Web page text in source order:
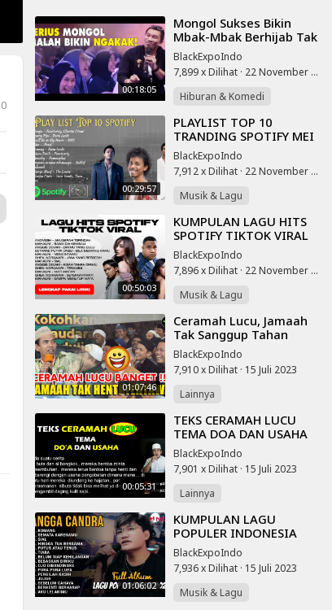
00:18:05
⁣Mongol Sukses Bikin
Mbak-Mbak Berhijab Tak
Henti Ngakak, Full Kocal,
Stand Up Lucu
BlackExpoIndo
7,899 x Dilihat · 22 November 2025
Hiburan & Komedi
00:29:57
⁣PLAYLIST TOP 10
TRANDING SPOTIFY MEI
2025 || Kumpulan LAGU
POP INDONESIA 2025 *(
NO IKLAN )*
BlackExpoIndo
7,912 x Dilihat · 22 November 2025
Musik & Lagu
00:50:03
⁣KUMPULAN LAGU HITS
SPOTIFY TIKTOK VIRAL
2025 - LAGU INDONESIA
TERBAIK
BlackExpoIndo
7,896 x Dilihat · 22 November 2025
Musik & Lagu
01:07:46
⁣Ceramah Lucu, Jamaah
Tak Sanggup Tahan
Tawa - Prof. H. Abdul
Somad, Lc.D.E.S.A.,Ph.D
BlackExpoIndo
7,910 x Dilihat · 15 Juli 2023
Lainnya
00:05:31
⁣TEKS CERAMAH LUCU
TEMA DOA DAN USAHA
BAHASA INDONESIA
BlackExpoIndo
7,901 x Dilihat · 15 Juli 2023
Lainnya
01:06:02
⁣KUMPULAN LAGU
POPULER INDONESIA
2023 BY ANGGA CANDRA
| KOMANG, SEMATA
KARENAMU, SIAL |
TANPA IKLAN
BlackExpoIndo
7,936 x Dilihat · 15 Juli 2023
Musik & Lagu
0